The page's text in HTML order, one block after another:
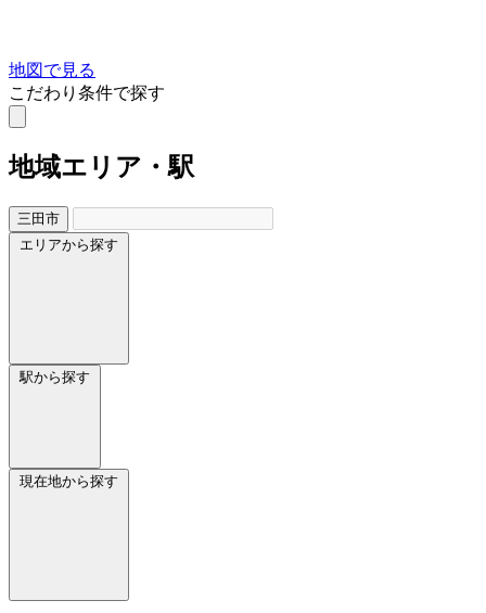
地図で見る
こだわり条件で探す
地域エリア・駅
三田市
エリアから探す
駅から探す
現在地から探す